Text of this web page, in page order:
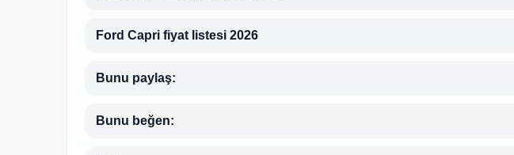
Ford Capri fiyat listesi 2026
Bunu paylaş:
Bunu beğen: